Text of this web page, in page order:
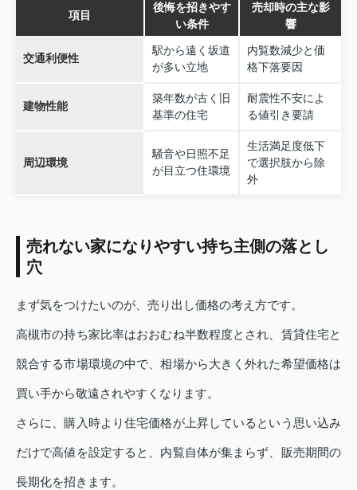
項目
後悔を招きやす
い条件
売却時の主な影
響
交通利便性
駅から遠く坂道
が多い立地
内覧数減少と価
格下落要因
建物性能
築年数が古く旧
基準の住宅
耐震性不安によ
る値引き要請
周辺環境
騒音や日照不足
が目立つ住環境
生活満足度低下
で選択肢から除
外
売れない家になりやすい持ち主側の落とし
穴
まず気をつけたいのが、売り出し価格の考え方です。
高槻市の持ち家比率はおおむね半数程度とされ、賃貸住宅と
競合する市場環境の中で、相場から大きく外れた希望価格は
買い手から敬遠されやすくなります。
さらに、購入時より住宅価格が上昇しているという思い込み
だけで高値を設定すると、内覧自体が集まらず、販売期間の
長期化を招きます。